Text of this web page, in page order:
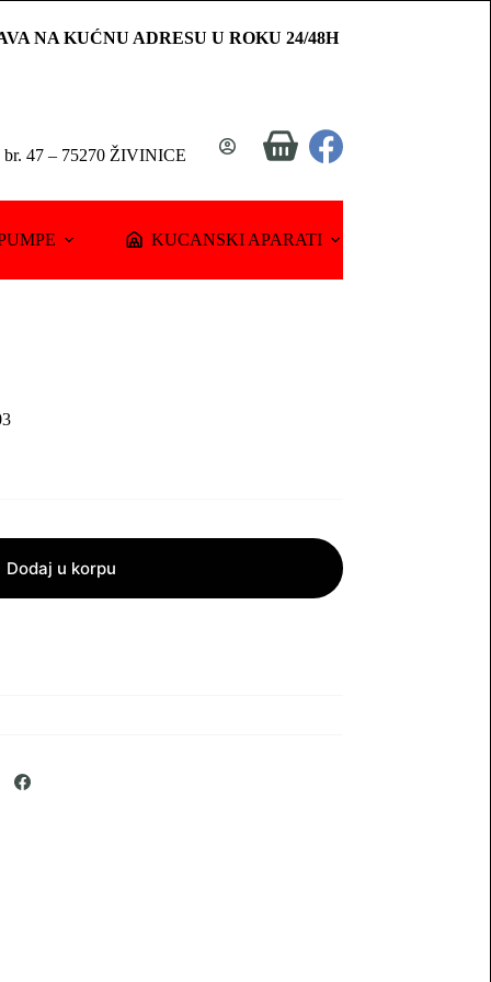
NA KUĆNU ADRESU U ROKU 24/48H
br. 47 – 75270 ŽIVINICE
Shopping
KUCANSKI APARATI
Dodaj u korpu